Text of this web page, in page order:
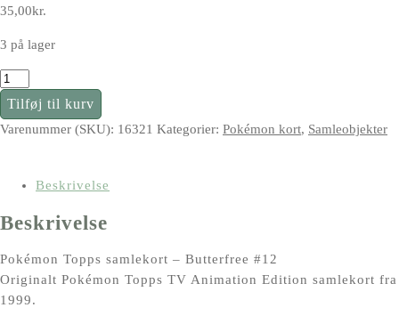
35,00kr.
3 på lager
Pokémon
Topps
samlekort
Tilføj til kurv
Varenummer (SKU): 16321 Kategorier: Pokémon kort, Samleobjekter
Beskrivelse
Beskrivelse
Pokémon Topps samlekort – Butterfree #12
Originalt Pokémon Topps TV Animation Edition samlekort fra
1999.